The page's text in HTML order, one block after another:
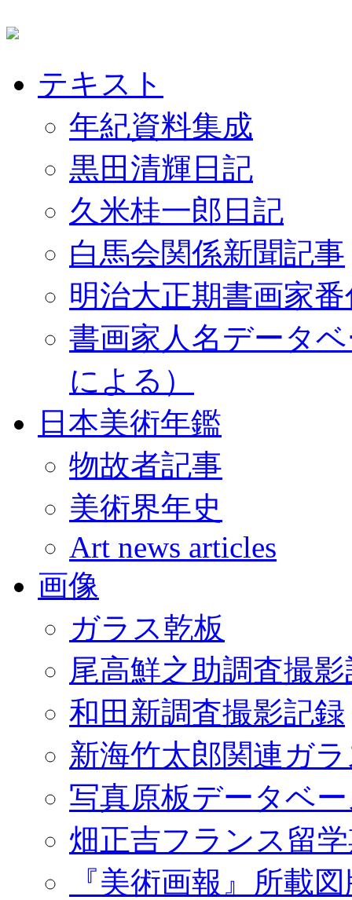
テキスト
年紀資料集成
黒田清輝日記
久米桂一郎日記
白馬会関係新聞記事
明治大正期書画家
書画家人名データ
による）
日本美術年鑑
物故者記事
美術界年史
Art news articles
画像
ガラス乾板
尾高鮮之助調査撮
和田新調査撮影記録
新海竹太郎関連ガ
写真原板データベ
畑正吉フランス留
『美術画報』所載